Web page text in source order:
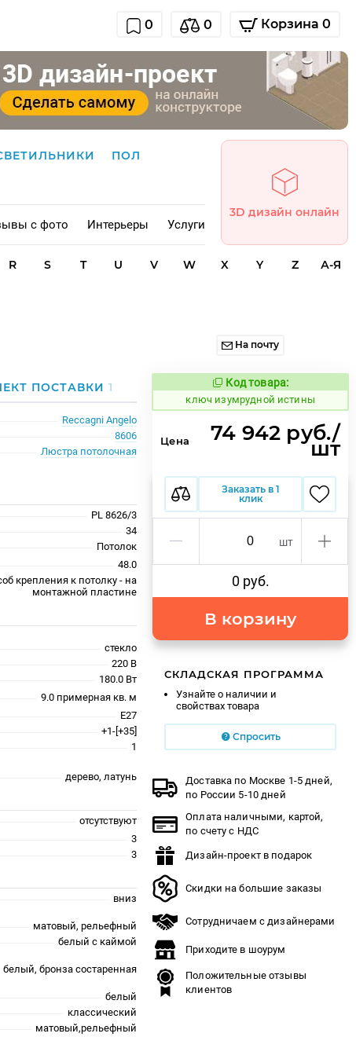
0 0 Корзина 0
ПОЛ
с фото Интерьеры Услуги
3D дизайн онлайн
R S T U V W X Y Z А-Я
На почту
ПОСТАВКИ1
Reccagni Angelo
8606
Люстра потолочная
PL 8626/3
34
Потолок
48.0
крепления к потолку - на
монтажной пластине
стекло
220 В
180.0 Вт
9.0 примерная кв. м
E27
+1-[+35]
1
дерево, латунь
отсутствуют
3
3
вниз
матовый, рельефный
белый с каймой
белый, бронза состаренная
белый
классический
матовый,рельефный
Код товара:
676161 Код товара:
ключ изумрудной истины
Цена 74 942 руб./
шт
Заказать в 1
клик
шт
0 руб.
В корзину
СКЛАДСКАЯ ПРОГРАММА
Узнайте о наличии и
свойствах товара
Спросить
Доставка по Москве 1-5 дней,
по России 5-10 дней
Оплата наличными, картой,
по счету с НДС
Дизайн-проект в подарок
Скидки на большие заказы
Сотрудничаем с дизайнерами
Приходите в шоурум
Положительные отзывы
клиентов